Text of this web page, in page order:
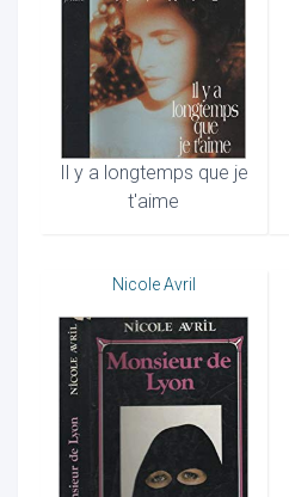
Il y a longtemps que je
t'aime
Nicole Avril